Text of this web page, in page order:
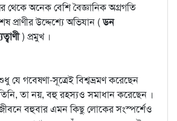
থেকে অনেক বেশি বৈজ্ঞানিক অগ্রগতি
প্রাণীর উদ্দেশ্যে অভিযান (ডন
) প্রমুখ ।
যে গবেষণা-সূত্রেই বিশ্বভ্রমণ করেছেন
তা নয়, বহু রহস্যও সমাধান করেছেন ।
বহুবার এমন কিছু লোকের সংস্পর্শেও